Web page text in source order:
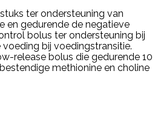
ter ondersteuning van
en gedurende de negatieve
bolus ter ondersteuning bij
bij voedingstransitie.
release bolus die gedurende 10
methionine en choline